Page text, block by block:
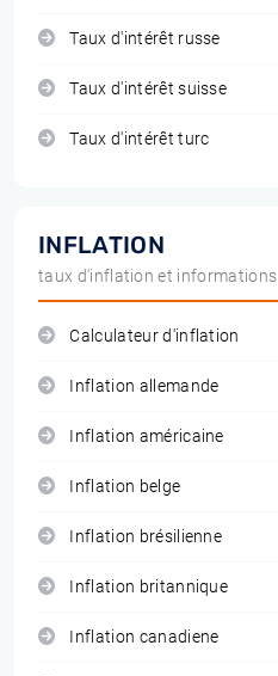
Taux d'intérêt russe
Taux d'intérêt suisse
Taux d'intérêt turc
INFLATION
taux d'inflation et informations
Calculateur d'inflation
Inflation allemande
Inflation américaine
Inflation belge
Inflation brésilienne
Inflation britannique
Inflation canadiene